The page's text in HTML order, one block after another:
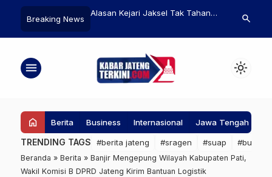
Breaking News
Jakpus Ternyata
Alasan Kejari Jaksel Tak Tahan
Kasus Ijazah Jokowi
Jalur
untuk
search
menu light_mode
home Berita Business Internasional Jawa Tengah
TRENDING TAGS #berita jateng #sragen #suap #bupati
Beranda » Berita » Banjir Mengepung Wilayah Kabupaten Pati,
Wakil Komisi B DPRD Jateng Kirim Bantuan Logistik